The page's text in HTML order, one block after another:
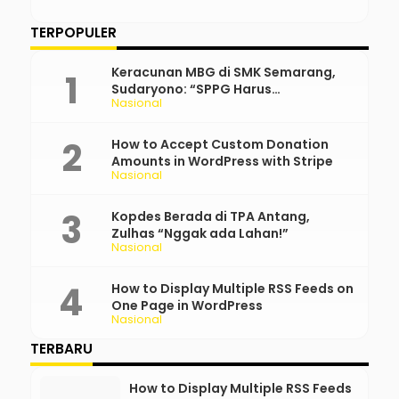
TERPOPULER
Nasional
Keracunan MBG di SMK Semarang,
Sudaryono: “SPPG Harus
Bertanggung Jawab!”
Nasional
How to Accept Custom Donation
Amounts in WordPress with Stripe
Nasional
Kopdes Berada di TPA Antang,
Zulhas “Nggak ada Lahan!”
Nasional
How to Display Multiple RSS Feeds on
One Page in WordPress
TERBARU
How to Display Multiple RSS Feeds